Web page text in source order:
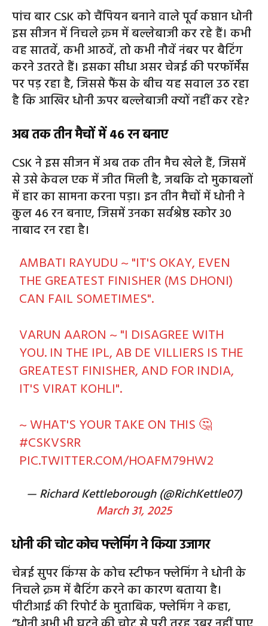
पांच बार CSK को चैंपियन बनाने वाले पूर्व कप्तान धोनी
इस सीजन में निचले क्रम में बल्लेबाजी कर रहे हैं। कभी
वह सातवें, कभी आठवें, तो कभी नौवें नंबर पर बैटिंग
करने उतरते हैं। इसका सीधा असर चेन्नई की परफॉर्मेंस
पर पड़ रहा है, जिससे फैंस के बीच यह सवाल उठ रहा
है कि आखिर धोनी ऊपर बल्लेबाजी क्यों नहीं कर रहे?
अब तक तीन मैचों में 46 रन बनाए
CSK ने इस सीजन में अब तक तीन मैच खेले हैं, जिसमें
से उसे केवल एक में जीत मिली है, जबकि दो मुकाबलों
में हार का सामना करना पड़ा। इन तीन मैचों में धोनी ने
कुल 46 रन बनाए, जिसमें उनका सर्वश्रेष्ठ स्कोर 30
नाबाद रन रहा है।
AMBATI RAYUDU ~ "IT'S OKAY, EVEN
THE GREATEST FINISHER (MS DHONI)
CAN FAIL SOMETIMES".
VARUN AARON ~ "I DISAGREE WITH
YOU. IN THE IPL, AB DE VILLIERS IS THE
GREATEST FINISHER, AND FOR INDIA,
IT'S VIRAT KOHLI".
~ WHAT'S YOUR TAKE ON THIS 🤔
#CSKVSRR
PIC.TWITTER.COM/HOAFM79HW2
— Richard Kettleborough (@RichKettle07)
March 31, 2025
धोनी की चोट कोच फ्लेमिंग ने किया उजागर
चेन्नई सुपर किंग्स के कोच स्टीफन फ्लेमिंग ने धोनी के
निचले क्रम में बैटिंग करने का कारण बताया है।
पीटीआई की रिपोर्ट के मुताबिक, फ्लेमिंग ने कहा,